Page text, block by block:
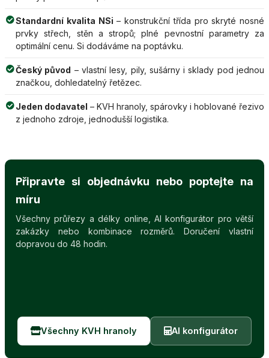
Standardní kvalita NSi – konstrukční třída pro skryté nosné
prvky střech, stěn a stropů; plné pevnostní parametry za
optimální cenu. Si dodáváme na poptávku.
Český původ – vlastní lesy, pily, sušárny i sklady pod jednou
značkou, dohledatelný řetězec.
Jeden dodavatel – KVH hranoly, spárovky i hoblované řezivo
z jednoho zdroje, jednodušší logistika.
Připravte si objednávku nebo poptejte na
míru
Všechny průřezy a délky online, AI konfigurátor pro větší
zakázky nebo kombinace rozměrů. Doručení vlastní
dopravou do 48 hodin.
Všechny KVH hranoly AI konfigurátor